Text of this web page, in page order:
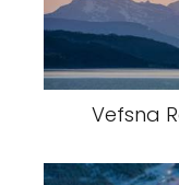
Vefsna